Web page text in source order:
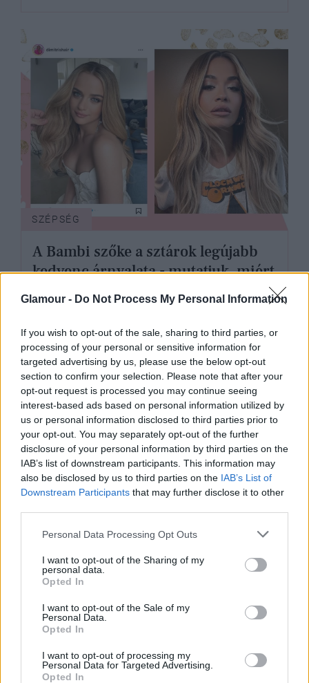
Glamour - Do Not Process My Personal Information
If you wish to opt-out of the sale, sharing to third parties, or
processing of your personal or sensitive information for
targeted advertising by us, please use the below opt-out
section to confirm your selection. Please note that after your
opt-out request is processed you may continue seeing
interest-based ads based on personal information utilized by
us or personal information disclosed to third parties prior to
your opt-out. You may separately opt-out of the further
disclosure of your personal information by third parties on the
IAB’s list of downstream participants. This information may
also be disclosed by us to third parties on the IAB’s List of
Downstream Participants that may further disclose it to other
Please note that this website/app uses one or more Google
not limited to your visit or usage behaviour. You may click to
grant or deny consent to Google and its third-party tags to
use your data for below specified purposes in below Google
consent section.
Personal Data Processing Opt Outs
I want to opt-out of the Sharing of my
personal data.
Opted In
I want to opt-out of the Sale of my
Personal Data.
Opted In
I want to opt-out of processing my
Personal Data for Targeted Advertising.
Opted In
SZÉPSÉG
A Bambi szőke a sztárok legújabb
kedvenc árnyalata - mutatjuk, miért
6 hajfesték, ha otthon varázsolnád